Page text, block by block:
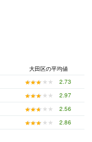
大田区の平均値
★★★★★
★★★★★
2.73
★★★★★
★★★★★
2.97
★★★★★
★★★★★
2.56
★★★★★
★★★★★ 2.86